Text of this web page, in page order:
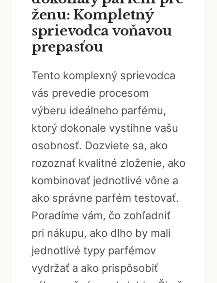
ženu: Kompletný
sprievodca voňavou
prepasťou
Tento komplexný sprievodca
vás prevedie procesom
výberu ideálneho parfému,
ktorý dokonale vystihne vašu
osobnosť. Dozviete sa, ako
rozoznať kvalitné zloženie, ako
kombinovať jednotlivé vône a
ako správne parfém testovať.
Poradíme vám, čo zohľadniť
pri nákupu, ako dlho by mali
jednotlivé typy parfémov
vydržať a ako prispôsobiť